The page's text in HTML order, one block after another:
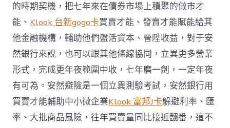
的時期契機，把七年來在債券市場上積聚的做市才
能、 Klook 台新gogo卡買賣才能、發賣才能賦能給其
他金融機構，輔助他們盤活資本、晉陞收益，對于安
然銀行來說，也可以跟其他條線協同，立異更多營業
形式，完成更年夜範圍中收，七年磨一劍，一定年夜
有可為。安然避險是一個立異測驗考試，安然銀行用
買賣才能輔助中小微企業Klook 富邦J卡躲避利率、匯
率、大批商品風險，往年買賣量同比接近翻番，這不